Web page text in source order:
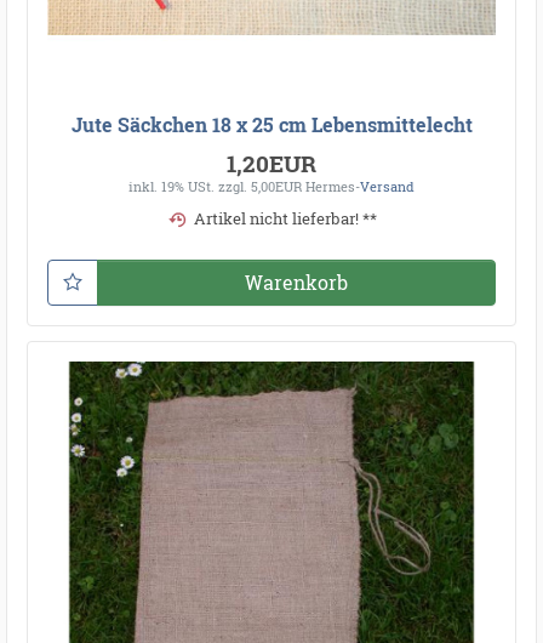
Jute Säckchen 18 x 25 cm Lebensmittelecht
1,20EUR
inkl. 19% USt. zzgl. 5,00EUR Hermes-Versand
Artikel nicht lieferbar! **
Warenkorb